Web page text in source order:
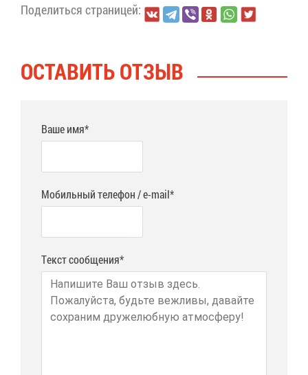
По­де­лить­ся стра­ни­цей:
ОСТА­ВИТЬ ОТ­ЗЫВ
Ваше имя*
Мобильный телефон / e-mail*
Текст сообщения*